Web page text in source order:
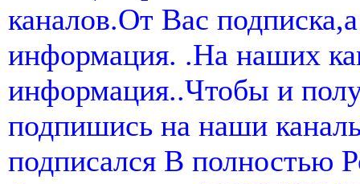
каналов.От Вас
информация. .На наших
информация..Чтобы и
подпишись на наши
подписался В полностью